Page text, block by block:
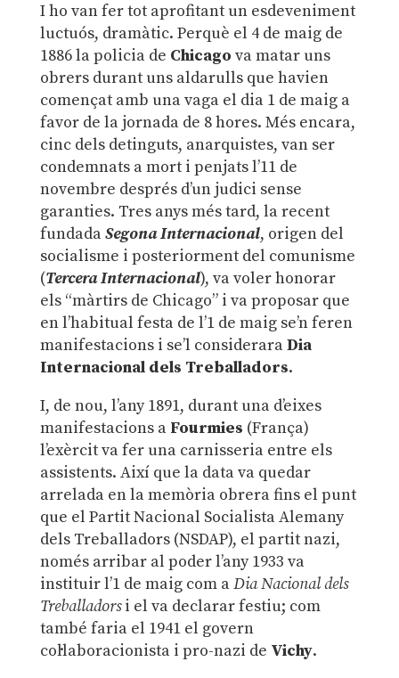
I ho van fer tot aprofitant un esdeveniment
luctuós, dramàtic. Perquè el 4 de maig de
1886 la policia de Chicago va matar uns
obrers durant uns aldarulls que havien
començat amb una vaga el dia 1 de maig a
favor de la jornada de 8 hores. Més encara,
cinc dels detinguts, anarquistes, van ser
condemnats a mort i penjats l’11 de
novembre després d’un judici sense
garanties. Tres anys més tard, la recent
fundadaSegona Internacional, origen del
socialisme i posteriorment del comunisme
(Tercera Internacional), va voler honorar
els “màrtirs de Chicago” i va proposar que
en l’habitual festa de l’1 de maig se’n feren
manifestacions i se’l consideraraDia
Internacional dels Treballadors.
I, de nou, l’any 1891, durant una d’eixes
manifestacions a Fourmies (França)
l’exèrcit va fer una carnisseria entre els
assistents. Així que la data va quedar
arrelada en la memòria obrera fins el punt
que el Partit Nacional Socialista Alemany
dels Treballadors (NSDAP), el partit nazi,
només arribar al poder l’any 1933 va
instituir l’1 de maig com aDia Nacional dels
Treballadorsi el va declarar festiu; com
també faria el 1941 el govern
col·laboracionista i pro-nazi de Vichy.